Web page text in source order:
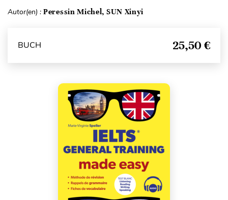
Autor(en) : Peressin Michel, SUN Xinyi
BUCH 25,50 €